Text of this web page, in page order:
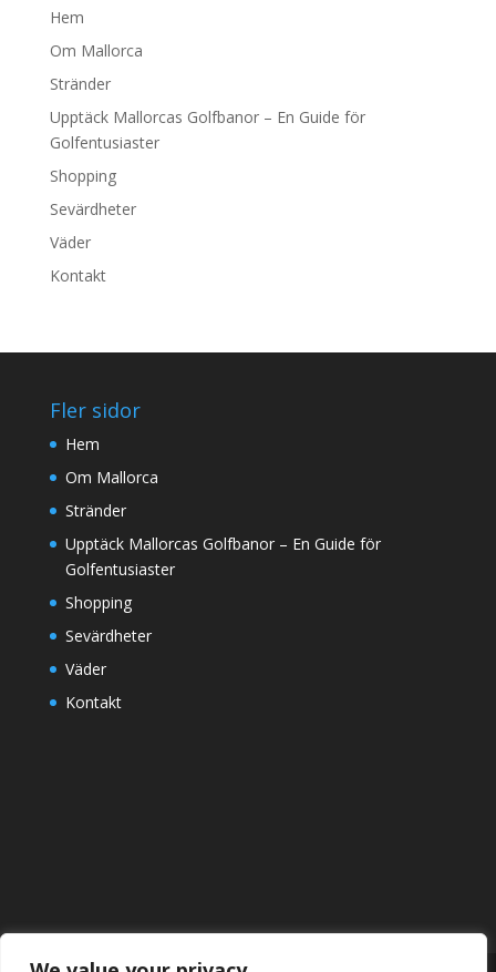
Hem
Om Mallorca
Stränder
Upptäck Mallorcas Golfbanor – En Guide för
Golfentusiaster
Shopping
Sevärdheter
Väder
Kontakt
Fler sidor
Hem
Om Mallorca
Stränder
Upptäck Mallorcas Golfbanor – En Guide för
Golfentusiaster
Shopping
Sevärdheter
Väder
Kontakt